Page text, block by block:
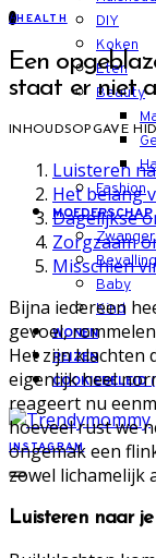
DIY
Koken
Eten
Beauty
Fashion
MOEDERSCHAP
Baby
Kind
WONEN
REIZEN
COOKIEBELEID
INSTAGRAM
HHEALTH
Een
staat er niet
INHOUDSOPGAVE
Luisteren
Het belang
Dagelijkse
Zorgzaam
Misschien
Bijna iedereen
gevoel,
Het zijn klachten
eigenlijk heel
reageert nu
hoeveel rust we
ongemak een
zowel lichamelijk
Luisteren naar